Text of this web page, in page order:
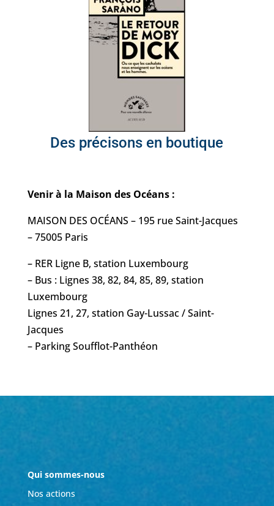
Des précisons en boutique
Venir à la Maison des Océans :
MAISON DES OCÉANS – 195 rue Saint-Jacques
– 75005 Paris
– RER Ligne B, station Luxembourg
– Bus : Lignes 38, 82, 84, 85, 89, station
Luxembourg
Lignes 21, 27, station Gay-Lussac / Saint-
Jacques
– Parking Soufflot-Panthéon
Qui sommes-nous
Nos actions